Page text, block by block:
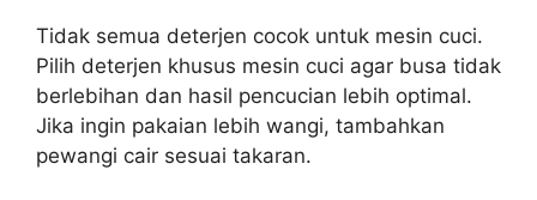
Tidak semua deterjen cocok untuk mesin cuci.
Pilih deterjen khusus mesin cuci agar busa tidak
berlebihan dan hasil pencucian lebih optimal.
Jika ingin pakaian lebih wangi, tambahkan
pewangi cair sesuai takaran.